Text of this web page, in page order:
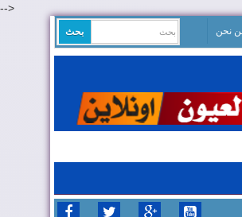
-->
نحن